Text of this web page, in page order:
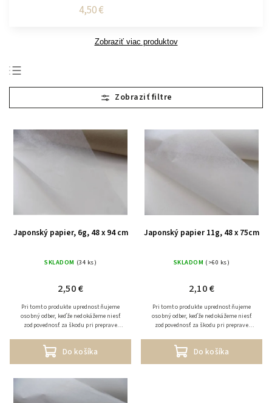
4,50 €
Zobraziť viac produktov
Najpredávanejšie
Najlacnejšie
Najdrahšie
Abecedne
Japonský papier, 6g, 48 x 94 cm
SKLADOM (34 ks)
2,50 €
Do košíka
Pri tomto produkte uprednostňujeme
osobný odber, keďže nedokážeme niesť
zodpovednosť za škodu pri preprave
účtujeme k prepravným...
Japonský papier 11g, 48 x 75cm
SKLADOM (>60 ks)
2,10 €
Do košíka
Pri tomto produkte uprednostňujeme
osobný odber, keďže nedokážeme niesť
zodpovednosť za škodu pri preprave
účtujeme k prepravným...